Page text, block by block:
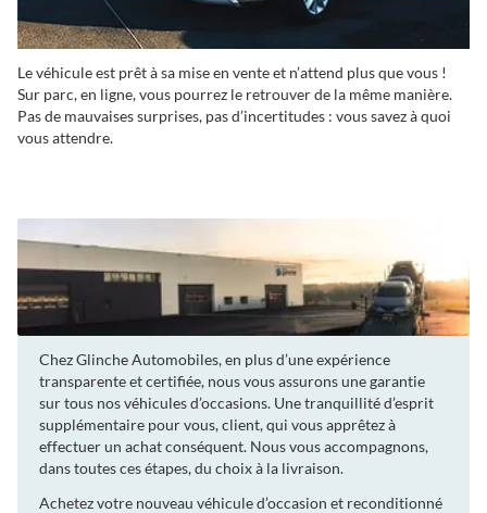
Le véhicule est prêt à sa mise en vente et n’attend plus que vous !
Sur parc, en ligne, vous pourrez le retrouver de la même manière.
Pas de mauvaises surprises, pas d’incertitudes : vous savez à quoi
vous attendre.
Chez Glinche Automobiles, en plus d’une expérience
transparente et certifiée, nous vous assurons une garantie
sur tous nos véhicules d’occasions. Une tranquillité d’esprit
supplémentaire pour vous, client, qui vous apprêtez à
effectuer un achat conséquent. Nous vous accompagnons,
dans toutes ces étapes, du choix à la livraison.
Achetez votre nouveau véhicule d’occasion et reconditionné